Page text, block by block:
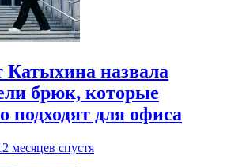
Катыхина назвала
брюк, которые
подходят для офиса
месяцев спустя